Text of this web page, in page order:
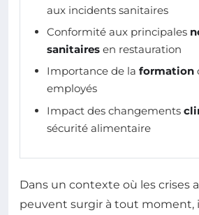
aux incidents sanitaires
Conformité aux principales
sanitaires en restauration
Importance de la formation
employés
Impact des changements
sécurité alimentaire
Dans un contexte où les crises
peuvent surgir à tout moment,